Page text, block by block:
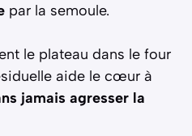
par la semoule.
le plateau dans le four
aide le cœur à
jamais agresser la